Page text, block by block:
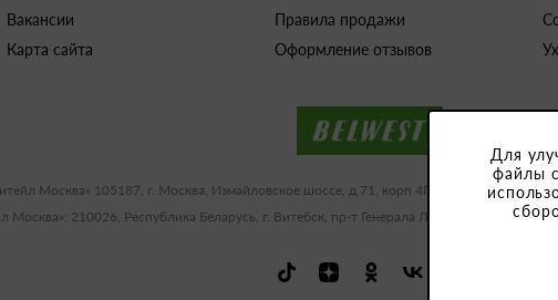
Для
файлы
Вакансии
Карта сайта
Правила продажи
Оформление отзывов
Москва» 105187, г. Москва, Измайловское шоссе, д.71, корп 4Г-Д ИНН/КПП
Москва»: 210026, Республика Беларусь, г. Витебск, пр-т Генерала Людникова, 10-1,